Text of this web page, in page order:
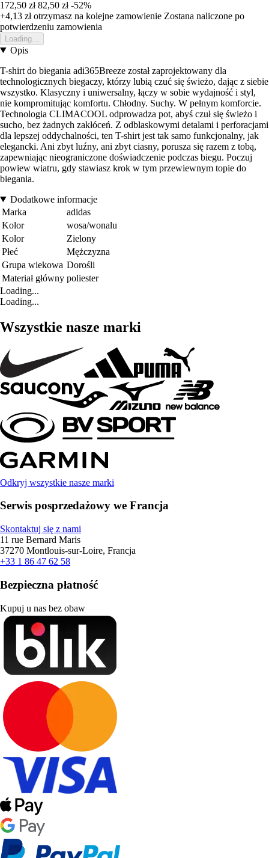
172,50 zł 82,50 zł -52%
+4,13 złotrzymasz na kolejne zamowienie Zostana naliczone po
potwierdzeniu zamowienia
Loading...
Opis
T-shirt do biegania adi365Breeze został zaprojektowany dla
technologicznych biegaczy, którzy lubią czuć się świeżo, dając z siebie
wszystko. Klasyczny i uniwersalny, łączy w sobie wydajność i styl,
nie kompromitując komfortu. Chłodny. Suchy. W pełnym komforcie.
Technologia CLIMACOOL odprowadza pot, abyś czuł się świeżo i
sucho, bez żadnych zakłóceń. Z odblaskowymi detalami i perforacjami
dla lepszej oddychalności, ten T-shirt jest tak samo funkcjonalny, jak
elegancki. Ani zbyt luźny, ani zbyt ciasny, porusza się razem z tobą,
zapewniając nieograniczone doświadczenie podczas biegu. Poczuj
powiew wiatru, gdy stawiasz krok w tym przewiewnym topie do
biegania.
Dodatkowe informacje
Marka
adidas
Kolor
wosa/wonalu
Kolor
Zielony
Płeć
Mężczyzna
Grupa wiekowa Dorośli
Materiał główny poliester
Loading...
Loading...
Wszystkie nasze marki
Odkryj wszystkie nasze marki
Serwis posprzedażowy we Francja
Skontaktuj się z nami
11 rue Bernard Maris
37270 Montlouis-sur-Loire, Francja
+33 1 86 47 62 58
Bezpieczna płatność
Kupuj u nas bez obaw